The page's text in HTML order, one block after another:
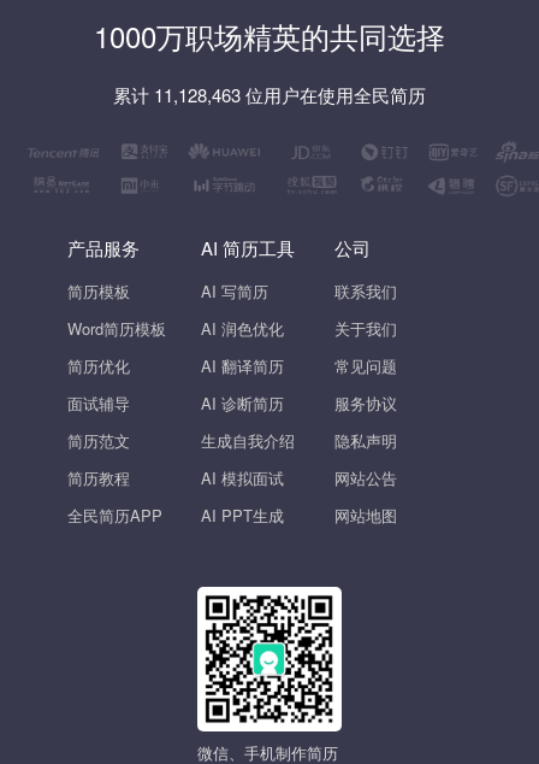
1000万职场精英的共同选择
累计 11,128,463 位用户在使用全民简历
产品服务
简历模板
Word简历模板
简历优化
面试辅导
简历范文
简历教程
全民简历APP
AI 简历工具
AI 写简历
AI 润色优化
AI 翻译简历
AI 诊断简历
生成自我介绍
AI 模拟面试
AI PPT生成
公司
联系我们
关于我们
常见问题
服务协议
隐私声明
网站公告
网站地图
微信、手机制作简历